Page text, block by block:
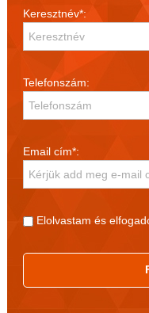
Keresztnév*:
Telefonszám:
Email cím*:
Elolvastam és